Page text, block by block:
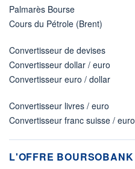
Palmarès Bourse
Cours du Pétrole (Brent)
Convertisseur de devises
Convertisseur dollar / euro
Convertisseur euro / dollar
Convertisseur livres / euro
Convertisseur franc suisse / euro
L'OFFRE BOURSOBANK